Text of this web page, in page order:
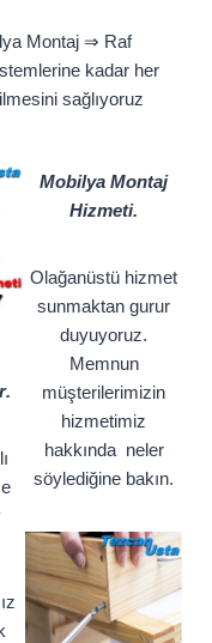
Montaj ⇒ Raf
kadar her
sağlıyoruz
Mobilya Montaj
Hizmeti.
Olağanüstü hizmet
sunmaktan gurur
duyuyoruz.
Memnun
müşterilerimizin
hizmetimiz
hakkında neler
söylediğine bakın.